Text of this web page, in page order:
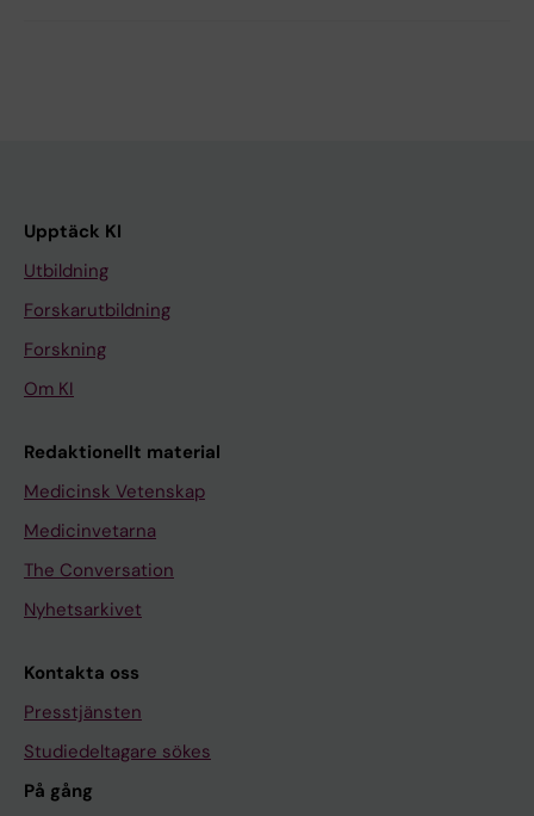
Upptäck KI
Utbildning
Forskarutbildning
Forskning
Om KI
Redaktionellt material
Medicinsk Vetenskap
Medicinvetarna
The Conversation
Nyhetsarkivet
Kontakta oss
Presstjänsten
Studiedeltagare sökes
På gång